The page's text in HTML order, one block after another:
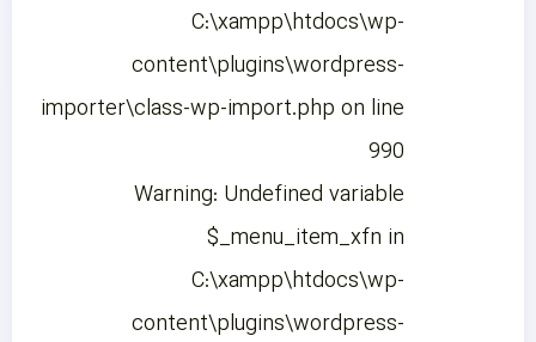
C:\xampp\htdocs\wp-
content\plugins\wordpress-
importer\class-wp-import.php on line
990
Warning: Undefined variable
$_menu_item_xfn in
C:\xampp\htdocs\wp-
content\plugins\wordpress-